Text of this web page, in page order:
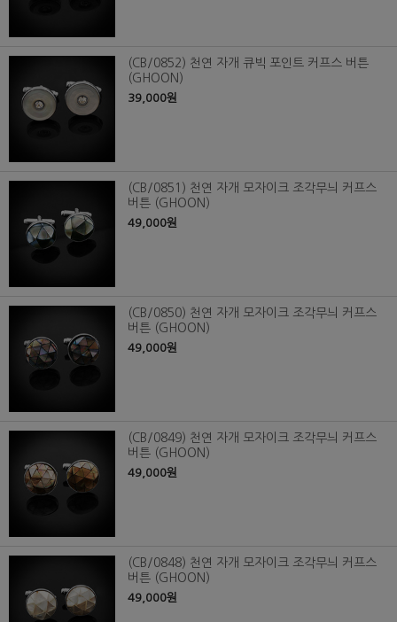
(CB/0852) 천연 자개 큐빅 포인트 커프스 버튼
(GHOON)
39,000원
(CB/0851) 천연 자개 모자이크 조각무늬 커프스
버튼 (GHOON)
49,000원
(CB/0850) 천연 자개 모자이크 조각무늬 커프스
버튼 (GHOON)
49,000원
(CB/0849) 천연 자개 모자이크 조각무늬 커프스
버튼 (GHOON)
49,000원
(CB/0848) 천연 자개 모자이크 조각무늬 커프스
버튼 (GHOON)
49,000원